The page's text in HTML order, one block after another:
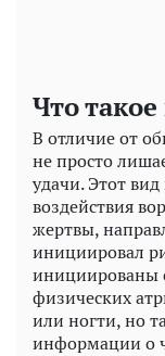
Что
В отличие от
не просто
удачи. Этот
воздействия
жертвы,
инициировал
физических
или ногти, но
информации о